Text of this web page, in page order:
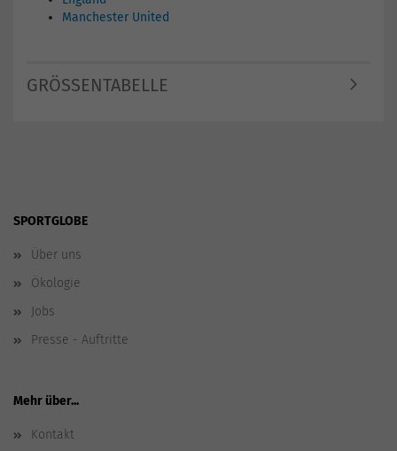
Manchester United
GRÖSSENTABELLE
SPORTGLOBE
Über uns
Ökologie
Jobs
Presse - Auftritte
Mehr über...
Kontakt